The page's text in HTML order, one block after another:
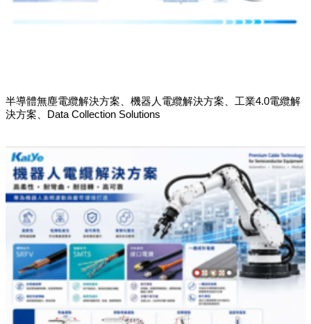
半導體無塵電纜解決方案、機器人電纜解決方案、工業4.0電纜解
決方案、Data Collection Solutions